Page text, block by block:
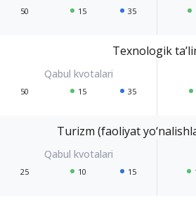
50 15 35
Texnologik
50 15 35
Turizm (faoliyat
25 10 15